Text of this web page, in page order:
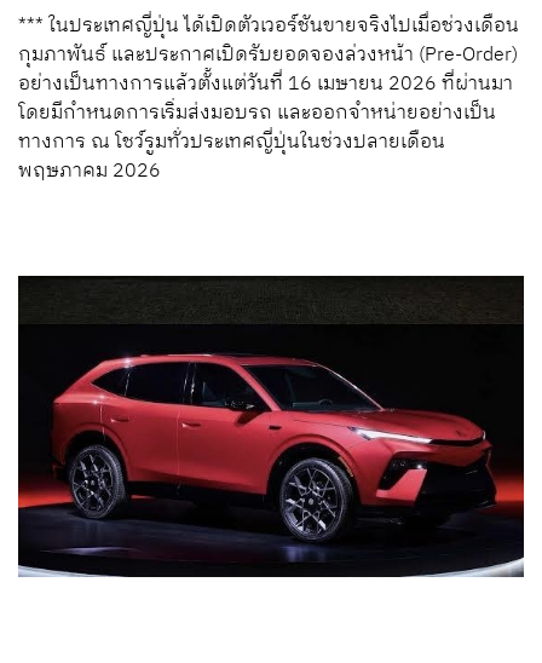
*** ในประเทศญี่ปุ่น ได้เปิดตัวเวอร์ชันขายจริงไปเมื่อช่วงเดือน
กุมภาพันธ์ และประกาศเปิดรับยอดจองล่วงหน้า (Pre-Order)
อย่างเป็นทางการแล้วตั้งแต่วันที่ 16 เมษายน 2026 ที่ผ่านมา
โดยมีกำหนดการเริ่มส่งมอบรถ และออกจำหน่ายอย่างเป็น
ทางการ ณ โชว์รูมทั่วประเทศญี่ปุ่นในช่วงปลายเดือน
พฤษภาคม 2026